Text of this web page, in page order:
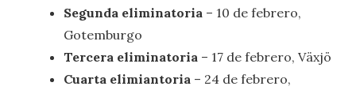
Segunda eliminatoria – 10 de febrero,
Gotemburgo
Tercera eliminatoria – 17 de febrero, Växjö
Cuarta elimiantoria – 24 de febrero,